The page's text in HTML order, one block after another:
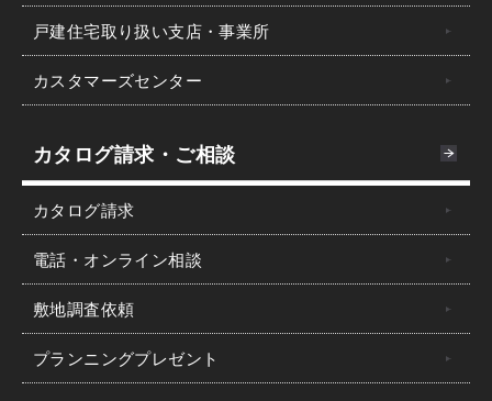
戸建住宅取り扱い支店・事業所
カスタマーズセンター
カタログ請求・ご相談
カタログ請求
電話・オンライン相談
敷地調査依頼
プランニングプレゼント